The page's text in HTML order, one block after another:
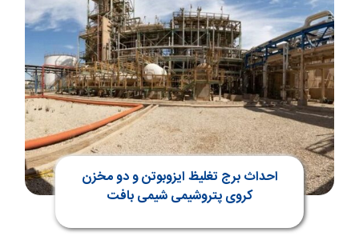
احداث برج تغلیظ ایزوبوتن و دو مخزن
کروی پتروشیمی شیمی بافت